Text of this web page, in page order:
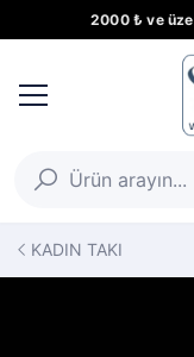
2000 ₺ ve
KADIN TAKI